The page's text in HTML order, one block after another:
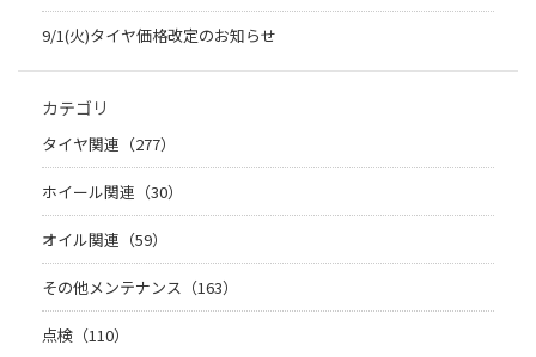
9/1(火)タイヤ価格改定のお知らせ
カテゴリ
タイヤ関連（277）
ホイール関連（30）
オイル関連（59）
その他メンテナンス（163）
点検（110）